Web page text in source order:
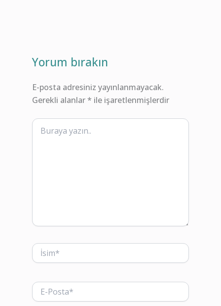
Yorum bırakın
E-posta adresiniz yayınlanmayacak.
Gerekli alanlar* ile işaretlenmişlerdir
Buraya
yazın..
İsim*
E-
Posta*